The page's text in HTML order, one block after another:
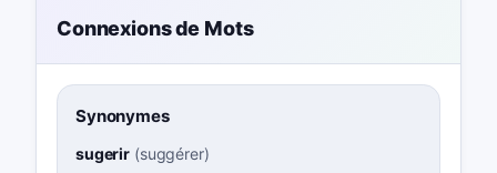
Connexions de Mots
Synonymes
sugerir (suggérer)